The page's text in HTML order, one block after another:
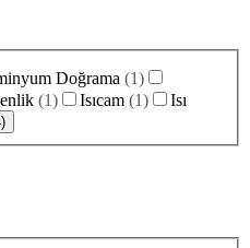
Doğrama (1)
(1) Isıcam (1)
Isı